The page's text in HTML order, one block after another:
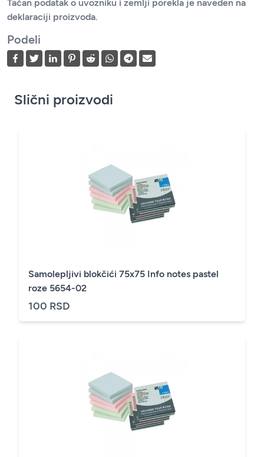
Tačan podatak o uvozniku i zemlji porekla je naveden na
deklaraciji proizvoda.
Podeli
Slični proizvodi
Samolepljivi blokčići 75x75 Info notes pastel
roze 5654-02
100 RSD